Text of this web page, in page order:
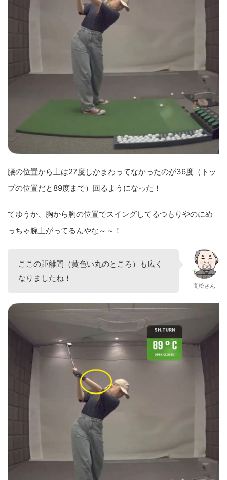
腰の位置から上は27度しかまわってなかったのが36度（トッ
プの位置だと89度まで）回るようになった！
てゆうか、胸から胸の位置でスイングしてるつもりやのにめ
っちゃ腕上がってるんやな～～！
ここの距離間（黄色い丸のところ）も広く
なりましたね！
高松さん